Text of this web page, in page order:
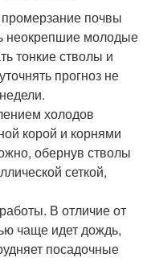
почвы
неокрепшие молодые
тонкие стволы и
прогноз не
холодов
корой и корнями
обернув стволы
сеткой,
В отличие от
чаще идет дождь,
посадочные